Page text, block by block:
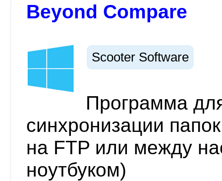
Beyond Compare
Scooter Software
Программа
синхронизации
на FTP или между
ноутбуком)